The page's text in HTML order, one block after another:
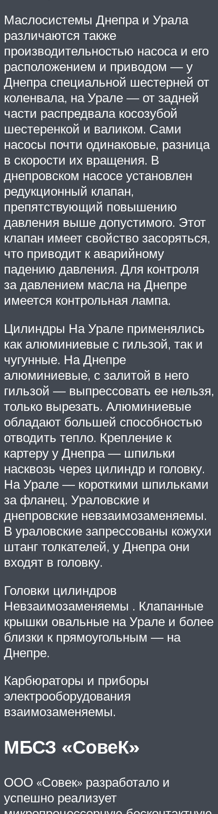
Маслосистемы Днепра и Урала
различаются также
производительностью насоса и его
расположением и приводом — у
Днепра специальной шестерней от
коленвала, на Урале — от задней
части распредвала косозубой
шестеренкой и валиком. Сами
насосы почти одинаковые, разница
в скорости их вращения. В
днепровском насосе установлен
редукционный клапан,
препятствующий повышению
давления выше допустимого. Этот
клапан имеет свойство засоряться,
что приводит к аварийному
падению давления. Для контроля
за давлением масла на Днепре
имеется контрольная лампа.
Цилиндры На Урале применялись
как алюминиевые с гильзой, так и
чугунные. На Днепре
алюминиевые, с залитой в него
гильзой — выпрессовать ее нельзя,
только вырезать. Алюминиевые
обладают большей способностью
отводить тепло. Крепление к
картеру у Днепра — шпильки
насквозь через цилиндр и головку.
На Урале — короткими шпильками
за фланец. Ураловские и
днепровские невзаимозаменяемы.
В ураловские запрессованы кожухи
штанг толкателей, у Днепра они
входят в головку.
Головки цилиндров
Невзаимозаменяемы . Клапанные
крышки овальные на Урале и более
близки к прямоугольным — на
Днепре.
Карбюраторы и приборы
электрооборудования
взаимозаменяемы.
МБСЗ «СовеК»
ООО «Совек» разработало и
успешно реализует